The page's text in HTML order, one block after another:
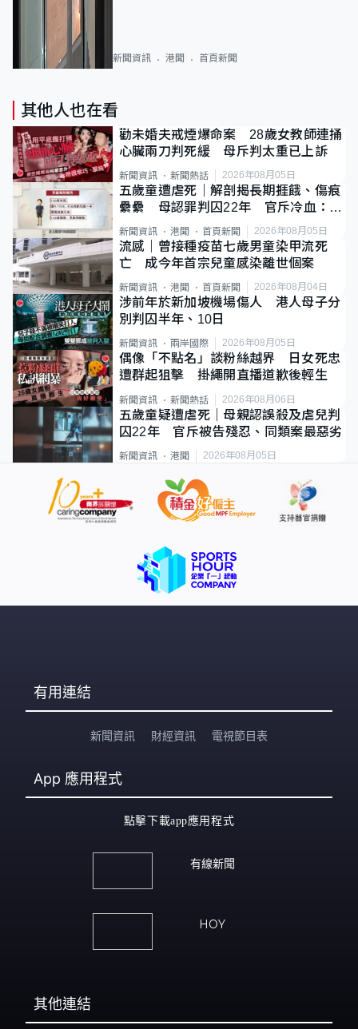
新聞資訊 港聞 首頁新聞
其他人也在看
勸未婚夫戒煙爆命案 28歲女教師連捅
心臟兩刀判死緩 母斥判太重已上訴
新聞資訊 新聞熱話 2026年08月05日
五歲童遭虐死｜解剖揭長期捱餓、傷痕
纍纍 母認罪判囚22年 官斥冷血：同
類案最惡劣
新聞資訊 港聞 首頁新聞 2026年08月05日
流感｜曾接種疫苗七歲男童染甲流死
亡 成今年首宗兒童感染離世個案
新聞資訊 港聞 首頁新聞 2026年08月04日
涉前年於新加坡機場傷人 港人母子分
別判囚半年、10日
新聞資訊 兩岸國際 2026年08月05日
偶像「不點名」談粉絲越界 日女死忠
遭群起狙擊 掛繩開直播道歉後輕生
新聞資訊 新聞熱話 2026年08月06日
五歲童疑遭虐死｜母親認誤殺及虐兒判
囚22年 官斥被告殘忍、同類案最惡劣
新聞資訊 港聞 2026年08月05日
有用連結
新聞資訊 財經資訊 電視節目表
App 應用程式
點擊下載app應用程式
有線新聞
HOY
其他連結